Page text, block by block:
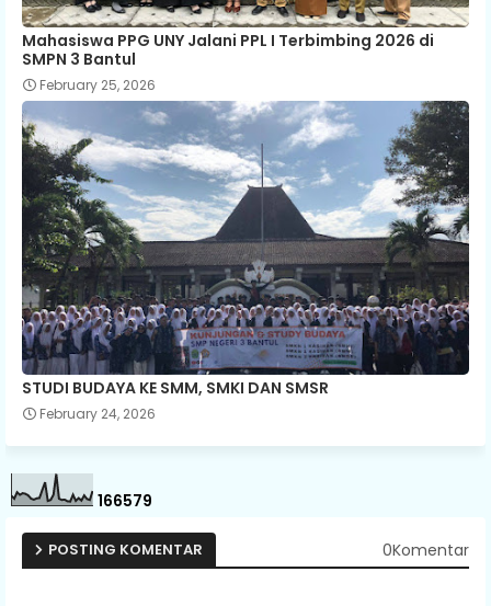
Mahasiswa PPG UNY Jalani PPL I Terbimbing 2026 di
SMPN 3 Bantul
February 25, 2026
STUDI BUDAYA KE SMM, SMKI DAN SMSR
February 24, 2026
166579
POSTING KOMENTAR 0Komentar